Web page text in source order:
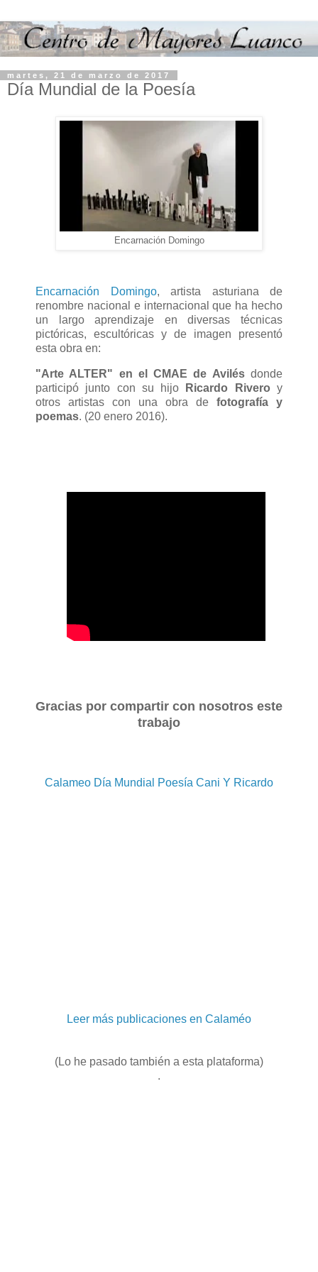
martes, 21 de marzo de 2017
Día Mundial de la Poesía
Encarnación Domingo
Encarnación Domingo, artista asturiana de
renombre nacional e internacional que ha hecho
un largo aprendizaje en diversas técnicas
pictóricas, escultóricas y de imagen presentó
esta obra en:
"Arte ALTER" en el CMAE de Avilésdonde
participó junto con su hijo Ricardo Rivero y
otros artistas con una obra de fotografía y
poemas. (20 enero 2016).
Gracias por compartir con nosotros este
trabajo
Calameo Día Mundial Poesía Cani Y Ricardo
Leer más publicaciones en Calaméo
(Lo he pasado también a esta plataforma)
.